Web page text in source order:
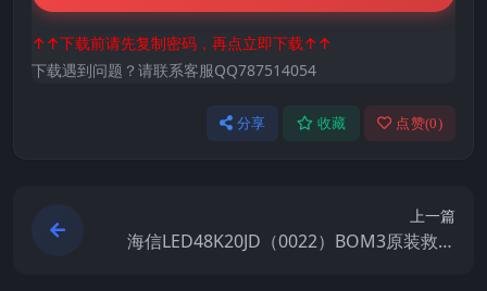
↑↑下载前请先复制密码，再点立即下载↑↑
下载遇到问题？请联系客服QQ787514054
分享 收藏 点赞(0)
上一篇
海信LED48K20JD（0022）BOM3原装救砖